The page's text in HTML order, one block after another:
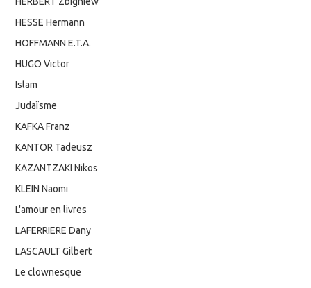
HESSE Hermann
HOFFMANN E.T.A.
HUGO Victor
Islam
Judaïsme
KAFKA Franz
KANTOR Tadeusz
KAZANTZAKI Nikos
KLEIN Naomi
L'amour en livres
LAFERRIERE Dany
LASCAULT Gilbert
Le clownesque